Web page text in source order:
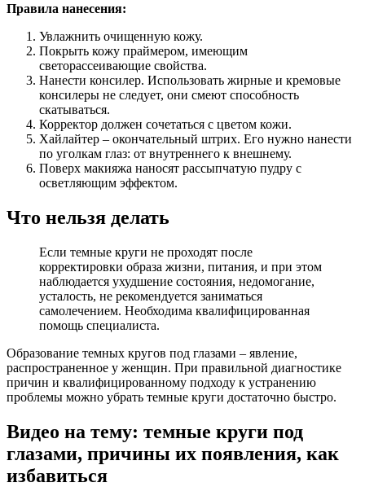
Правила нанесения:
Увлажнить очищенную кожу.
Покрыть кожу праймером, имеющим
светорассеивающие свойства.
Нанести консилер. Использовать жирные и кремовые
консилеры не следует, они смеют способность
скатываться.
Корректор должен сочетаться с цветом кожи.
Хайлайтер – окончательный штрих. Его нужно нанести
по уголкам глаз: от внутреннего к внешнему.
Поверх макияжа наносят рассыпчатую пудру с
осветляющим эффектом.
Что нельзя делать
Если темные круги не проходят после
корректировки образа жизни, питания, и при этом
наблюдается ухудшение состояния, недомогание,
усталость, не рекомендуется заниматься
самолечением. Необходима квалифицированная
помощь специалиста.
Образование темных кругов под глазами – явление,
распространенное у женщин. При правильной диагностике
причин и квалифицированному подходу к устранению
проблемы можно убрать темные круги достаточно быстро.
Видео на тему: темные круги под
глазами, причины их появления, как
избавиться